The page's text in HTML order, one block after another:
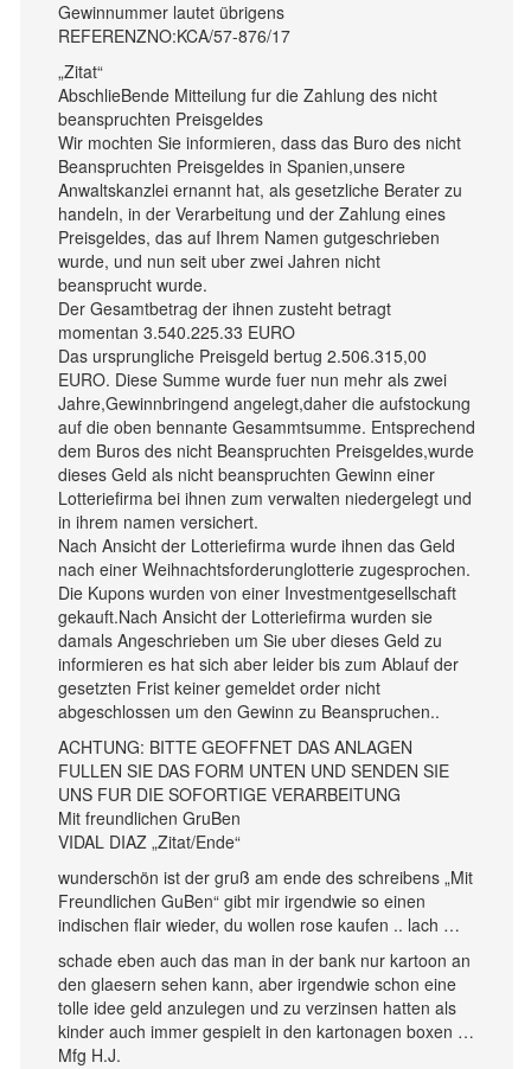
Gewinnummer lautet übrigens
REFERENZNO:KCA/57-876/17
„Zitat“
AbschlieBende Mitteilung fur die Zahlung des nicht
beanspruchten Preisgeldes
Wir mochten Sie informieren, dass das Buro des nicht
Beanspruchten Preisgeldes in Spanien,unsere
Anwaltskanzlei ernannt hat, als gesetzliche Berater zu
handeln, in der Verarbeitung und der Zahlung eines
Preisgeldes, das auf Ihrem Namen gutgeschrieben
wurde, und nun seit uber zwei Jahren nicht
beansprucht wurde.
Der Gesamtbetrag der ihnen zusteht betragt
momentan 3.540.225.33 EURO
Das ursprungliche Preisgeld bertug 2.506.315,00
EURO. Diese Summe wurde fuer nun mehr als zwei
Jahre,Gewinnbringend angelegt,daher die aufstockung
auf die oben bennante Gesammtsumme. Entsprechend
dem Buros des nicht Beanspruchten Preisgeldes,wurde
dieses Geld als nicht beanspruchten Gewinn einer
Lotteriefirma bei ihnen zum verwalten niedergelegt und
in ihrem namen versichert.
Nach Ansicht der Lotteriefirma wurde ihnen das Geld
nach einer Weihnachtsforderunglotterie zugesprochen.
Die Kupons wurden von einer Investmentgesellschaft
gekauft.Nach Ansicht der Lotteriefirma wurden sie
damals Angeschrieben um Sie uber dieses Geld zu
informieren es hat sich aber leider bis zum Ablauf der
gesetzten Frist keiner gemeldet order nicht
abgeschlossen um den Gewinn zu Beanspruchen..
ACHTUNG: BITTE GEOFFNET DAS ANLAGEN
FULLEN SIE DAS FORM UNTEN UND SENDEN SIE
UNS FUR DIE SOFORTIGE VERARBEITUNG
Mit freundlichen GruBen
VIDAL DIAZ „Zitat/Ende“
wunderschön ist der gruß am ende des schreibens „Mit
Freundlichen GuBen“ gibt mir irgendwie so einen
indischen flair wieder, du wollen rose kaufen .. lach …
schade eben auch das man in der bank nur kartoon an
den glaesern sehen kann, aber irgendwie schon eine
tolle idee geld anzulegen und zu verzinsen hatten als
kinder auch immer gespielt in den kartonagen boxen …
Mfg H.J.